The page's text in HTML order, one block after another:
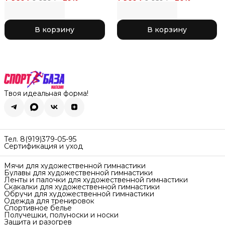
Black x Coral
В корзину
Black x Pink
В корзину
Твоя идеальная форма!
Тел. 8(919)379-05-95
Сертификация и уход
Мячи для художественной гимнастики
Булавы для художественной гимнастики
Ленты и палочки для художественной гимнастики
Скакалки для художественной гимнастики
Обручи для художественной гимнастики
Одежда для тренировок
Спортивное белье
Получешки, полуноски и носки
Защита и разогрев